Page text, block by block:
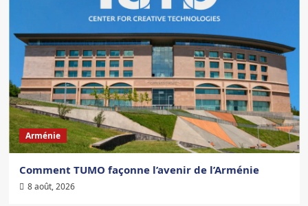
Arménie
Comment TUMO façonne l’avenir de l’Arménie
8 août, 2026